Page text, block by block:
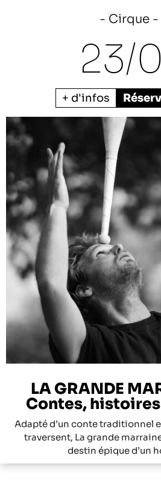
Cirque
23/
+ d'infos
LA GRANDE
Contes,
Adapté d’un conte traditionnel
traversent, La grande
destin épique d’un